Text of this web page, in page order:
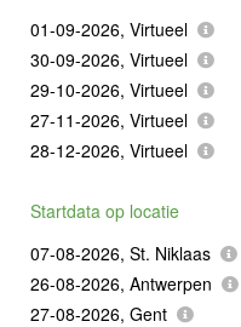
01-09-2026, Virtueel
30-09-2026, Virtueel
29-10-2026, Virtueel
27-11-2026, Virtueel
28-12-2026, Virtueel
Startdata op locatie
07-08-2026, St. Niklaas
26-08-2026, Antwerpen
27-08-2026, Gent